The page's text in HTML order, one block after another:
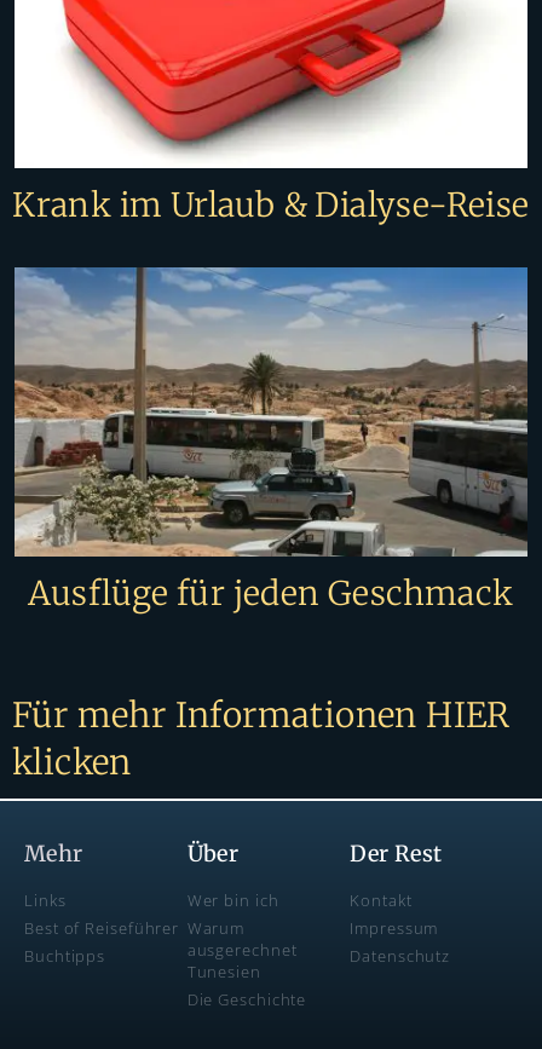
Krank im Urlaub & Dialyse-Reise
Ausflüge für jeden Geschmack
Für mehr Informationen HIER
klicken
Mehr
Links
Best of Reiseführer
Buchtipps
Über
Wer bin ich
Warum
ausgerechnet
Tunesien
Die Geschichte
Der Rest
Kontakt
Impressum
Datenschutz